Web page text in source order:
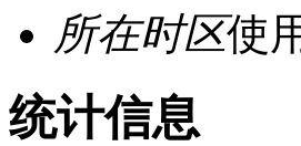
所在时区使
统计信息